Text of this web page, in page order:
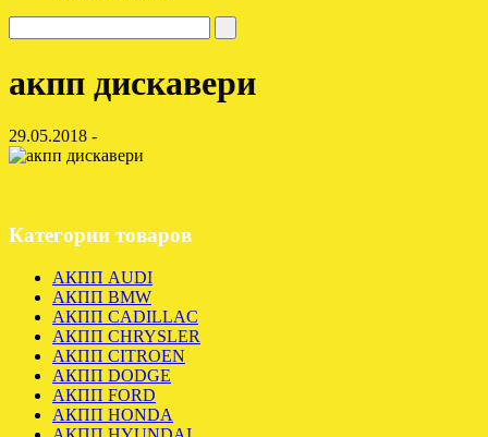
акпп дискавери
29.05.2018 -
Категории товаров
АКПП AUDI
АКПП BMW
АКПП CADILLAC
АКПП CHRYSLER
АКПП CITROEN
АКПП DODGE
АКПП FORD
АКПП HONDA